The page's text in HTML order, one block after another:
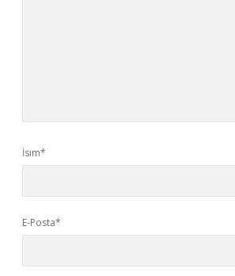
İsim*
E-Posta*